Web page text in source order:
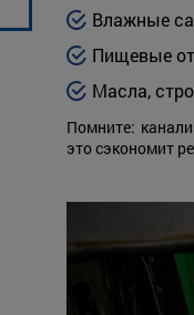
Влажные
Пищевые
Масла,
Помните:
это сэкономит